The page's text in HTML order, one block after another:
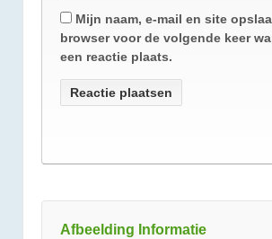
Mijn naam, e-mail en site
browser voor de volgende keer
een reactie plaats.
Afbeelding Informatie